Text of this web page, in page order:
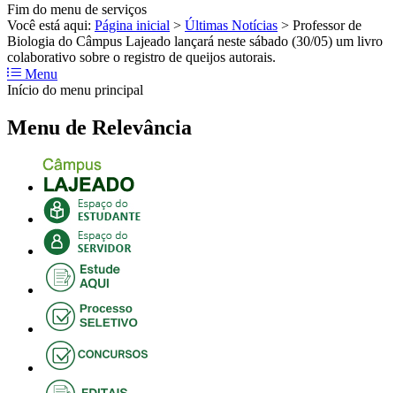
Fim do menu de serviços
Você está aqui: Página inicial > Últimas Notícias > Professor de
Biologia do Câmpus Lajeado lançará neste sábado (30/05) um livro
colaborativo sobre o registro de queijos autorais.
Menu
Início do menu principal
Menu de Relevância